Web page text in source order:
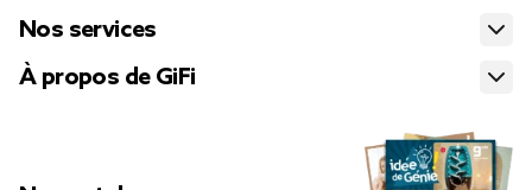
Nos services
À propos de GiFi